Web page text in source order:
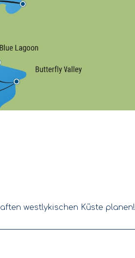
westlykischen Küste planen!